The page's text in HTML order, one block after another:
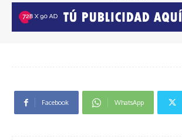
Facebook WhatsApp